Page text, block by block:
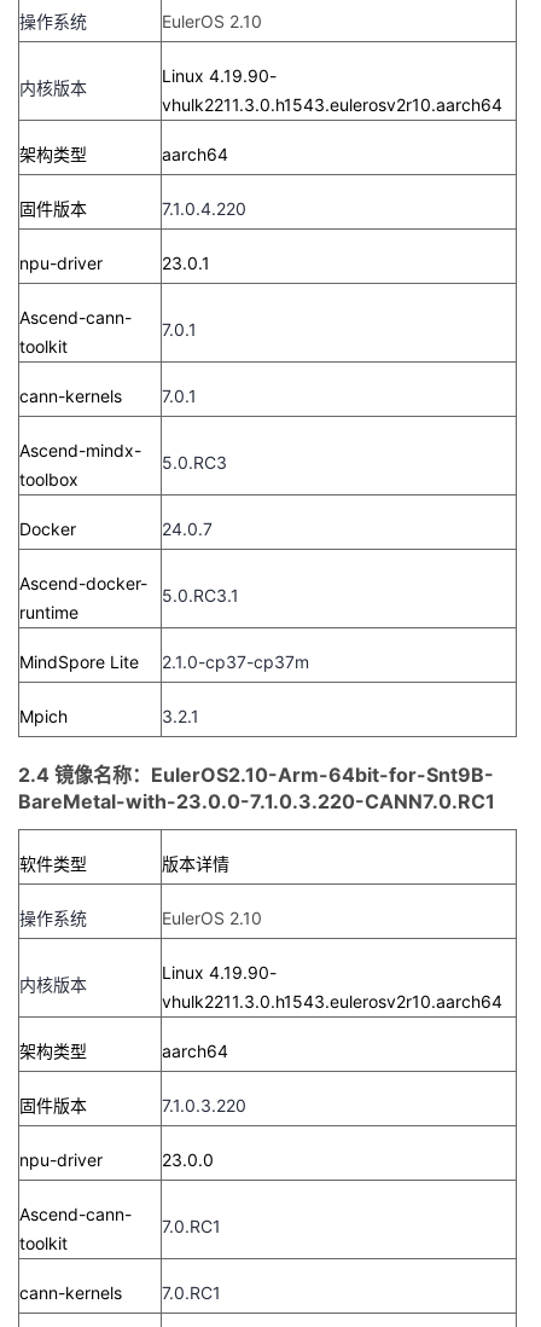
操作系统 EulerOS 2.10
内核版本
Linux 4.19.90-
vhulk2211.3.0.h1543.eulerosv2r10.aarch64
架构类型 aarch64
固件版本 7.1.0.4.220
npu-driver 23.0.1
Ascend-cann-
toolkit
7.0.1
cann-kernels 7.0.1
Ascend-mindx-
toolbox
5.0.RC3
Docker 24.0.7
Ascend-docker-
runtime
5.0.RC3.1
MindSpore Lite 2.1.0-cp37-cp37m
Mpich 3.2.1
2.4 镜像名称：EulerOS2.10-Arm-64bit-for-Snt9B-
BareMetal-with-23.0.0-7.1.0.3.220-CANN7.0.RC1
软件类型 版本详情
操作系统 EulerOS 2.10
内核版本
Linux 4.19.90-
vhulk2211.3.0.h1543.eulerosv2r10.aarch64
架构类型 aarch64
固件版本 7.1.0.3.220
npu-driver 23.0.0
Ascend-cann-
toolkit
7.0.RC1
cann-kernels 7.0.RC1